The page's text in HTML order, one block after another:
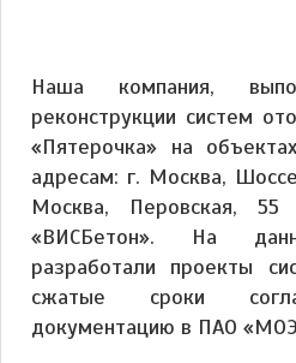
Наша компания,
реконструкции систем
«Пятерочка» на
адресам: г. Москва,
Москва, Перовская,
«ВИСБетон». На
разработали проекты
сжатые сроки
документацию в ПАО